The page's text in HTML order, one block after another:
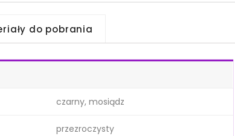
do pobrania
czarny, mosiądz
przezroczysty